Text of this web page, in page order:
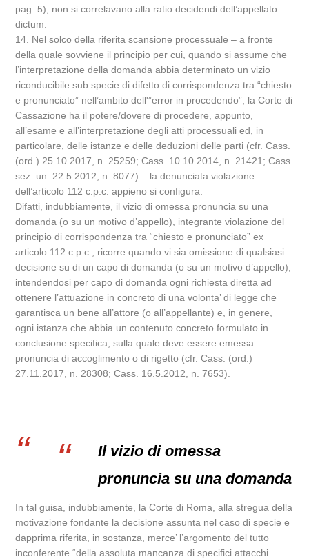
pag. 5), non si correlavano alla ratio decidendi dell’appellato
dictum.
14. Nel solco della riferita scansione processuale – a fronte
della quale sovviene il principio per cui, quando si assume che
l’interpretazione della domanda abbia determinato un vizio
riconducibile sub specie di difetto di corrispondenza tra “chiesto
e pronunciato” nell’ambito dell'”error in procedendo”, la Corte di
Cassazione ha il potere/dovere di procedere, appunto,
all’esame e all’interpretazione degli atti processuali ed, in
particolare, delle istanze e delle deduzioni delle parti (cfr. Cass.
(ord.) 25.10.2017, n. 25259; Cass. 10.10.2014, n. 21421; Cass.
sez. un. 22.5.2012, n. 8077) – la denunciata violazione
dell’articolo 112 c.p.c. appieno si configura.
Difatti, indubbiamente, il vizio di omessa pronuncia su una
domanda (o su un motivo d’appello), integrante violazione del
principio di corrispondenza tra “chiesto e pronunciato” ex
articolo 112 c.p.c., ricorre quando vi sia omissione di qualsiasi
decisione su di un capo di domanda (o su un motivo d’appello),
intendendosi per capo di domanda ogni richiesta diretta ad
ottenere l’attuazione in concreto di una volonta’ di legge che
garantisca un bene all’attore (o all’appellante) e, in genere,
ogni istanza che abbia un contenuto concreto formulato in
conclusione specifica, sulla quale deve essere emessa
pronuncia di accoglimento o di rigetto (cfr. Cass. (ord.)
27.11.2017, n. 28308; Cass. 16.5.2012, n. 7653).
Il vizio di omessa
pronuncia su una domanda
In tal guisa, indubbiamente, la Corte di Roma, alla stregua della
motivazione fondante la decisione assunta nel caso di specie e
dapprima riferita, in sostanza, merce’ l’argomento del tutto
inconferente “della assoluta mancanza di specifici attacchi